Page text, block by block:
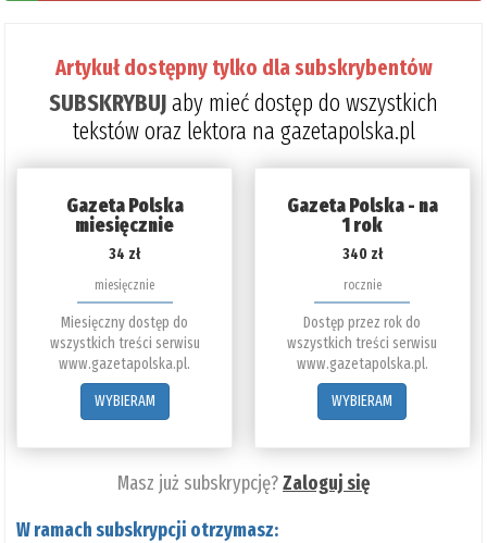
Artykuł dostępny tylko dla subskrybentów
SUBSKRYBUJaby mieć dostęp do wszystkich
tekstów oraz lektora na gazetapolska.pl
Gazeta Polska
miesięcznie
34 zł
miesięcznie
Miesięczny dostęp do
wszystkich treści serwisu
www.gazetapolska.pl.
WYBIERAM
Gazeta Polska - na
1 rok
340 zł
rocznie
Dostęp przez rok do
wszystkich treści serwisu
www.gazetapolska.pl.
WYBIERAM
Masz już subskrypcję?Zaloguj się
W ramach subskrypcji otrzymasz: